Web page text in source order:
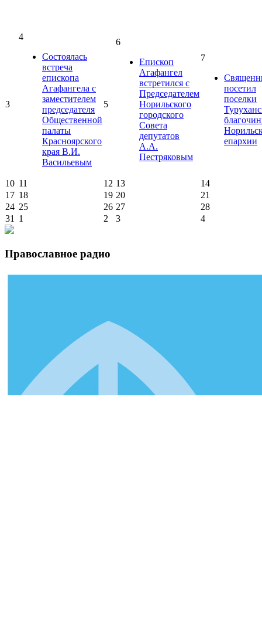
3
4
Состоялась
встреча
епископа
Агафангела с
заместителем
председателя
Общественной
палаты
Красноярского
края В.И.
Васильевым
5
6
Епископ
Агафангел
встретился с
Председателем
Норильского
городского
Совета
депутатов
А.А.
Пестряковым
7
посетил
поселки
епархии
10 11 12 13
14
17 18 19 20
21
24 25 26 27
28
31 1 2 3 4
Православное радио